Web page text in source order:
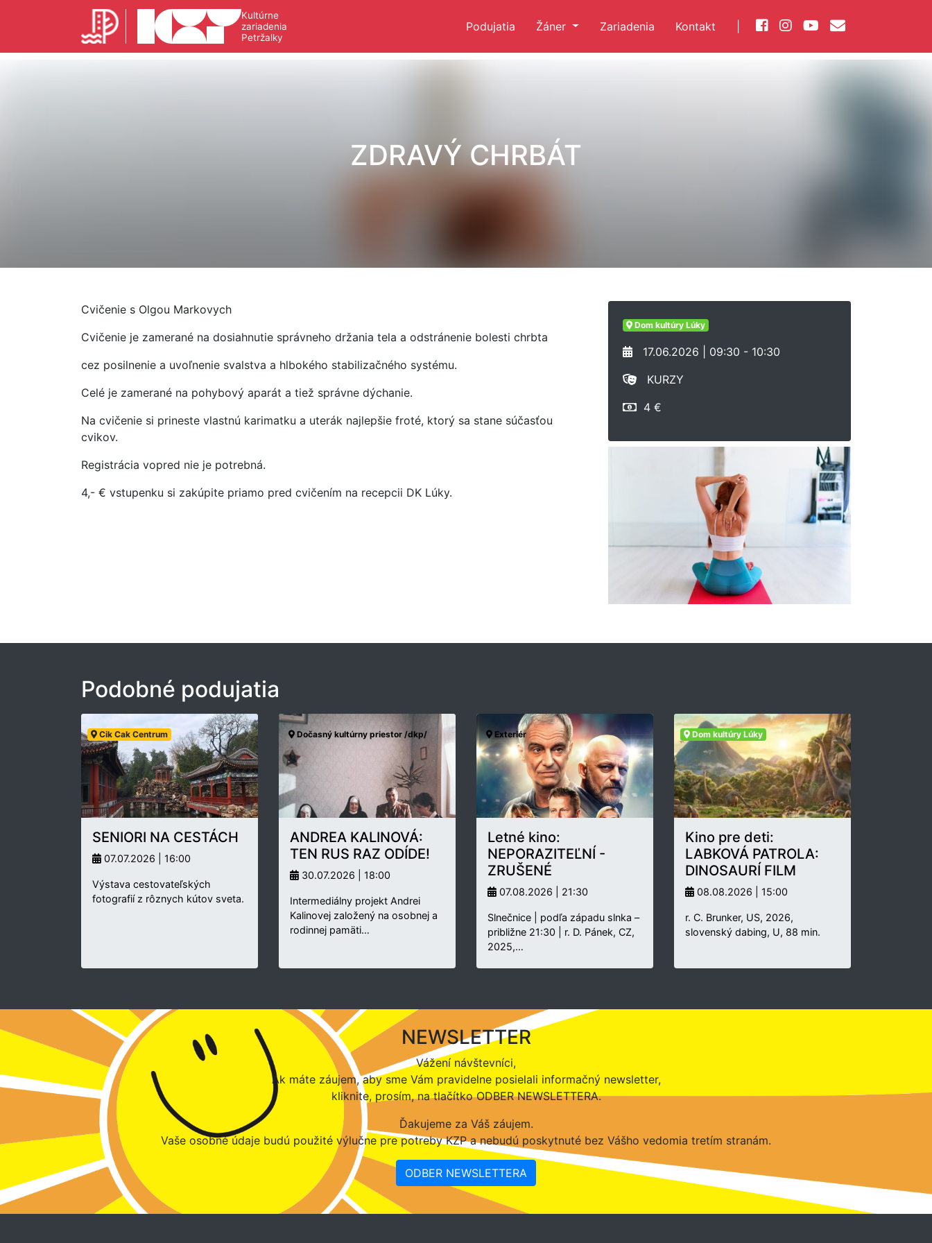
Kultúrne
zariadenia
Petržalky
Podujatia Žáner Zariadenia Kontakt
ZDRAVÝ CHRBÁT
Cvičenie s Olgou Markovych
Cvičenie je zamerané na dosiahnutie správneho držania tela a odstránenie bolesti chrbta
cez posilnenie a uvoľnenie svalstva a hlbokého stabilizačného systému.
Celé je zamerané na pohybový aparát a tiež správne dýchanie.
Na cvičenie si prineste vlastnú karimatku a uterák najlepšie froté, ktorý sa stane súčasťou
cvikov.
Registrácia vopred nie je potrebná.
4,- € vstupenku si zakúpite priamo pred cvičením na recepcii DK Lúky.
Dom kultúry Lúky
17.06.2026 | 09:30 - 10:30
KURZY
4 €
Podobné podujatia
Cik Cak Centrum
SENIORI NA CESTÁCH
07.07.2026 | 16:00
Výstava cestovateľských
fotografií z rôznych kútov sveta.
Dočasný kultúrny priestor /dkp/
ANDREA KALINOVÁ:
TEN RUS RAZ ODÍDE!
30.07.2026 | 18:00
Intermediálny projekt Andrei
Kalinovej založený na osobnej a
rodinnej pamäti…
Exteriér
Letné kino:
NEPORAZITEĽNÍ -
ZRUŠENÉ
07.08.2026 | 21:30
Slnečnice | podľa západu slnka –
približne 21:30 | r. D. Pánek, CZ,
2025,…
Dom kultúry Lúky
Kino pre deti:
LABKOVÁ PATROLA:
DINOSAURÍ FILM
08.08.2026 | 15:00
r. C. Brunker, US, 2026,
slovenský dabing, U, 88 min.
NEWSLETTER
Vážení návštevníci,
Ak máte záujem, aby sme Vám pravidelne posielali informačný newsletter,
kliknite, prosím, na tlačítko ODBER NEWSLETTERA.
Ďakujeme za Váš záujem.
Vaše osobné údaje budú použité výlučne pre potreby KZP a nebudú poskytnuté bez Vášho vedomia tretím stranám.
ODBER NEWSLETTERA